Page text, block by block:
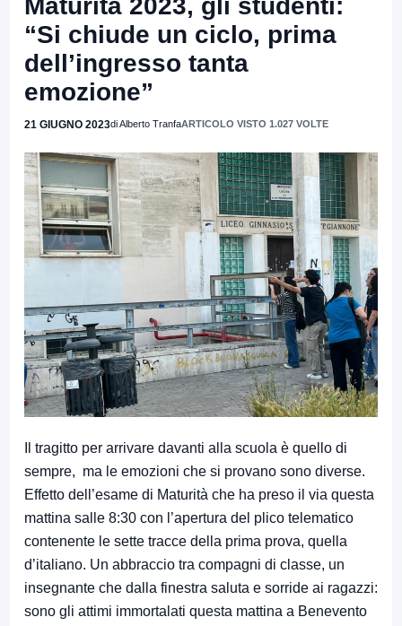
Maturità 2023, gli studenti:
“Si chiude un ciclo, prima
dell’ingresso tanta
emozione”
21 GIUGNO 2023di Alberto TranfaARTICOLO VISTO 1.027 VOLTE
Il tragitto per arrivare davanti alla scuola è quello di
sempre, ma le emozioni che si provano sono diverse.
Effetto dell’esame di Maturità che ha preso il via questa
mattina salle 8:30 con l’apertura del plico telematico
contenente le sette tracce della prima prova, quella
d’italiano. Un abbraccio tra compagni di classe, un
insegnante che dalla finestra saluta e sorride ai ragazzi:
sono gli attimi immortalati questa mattina a Benevento